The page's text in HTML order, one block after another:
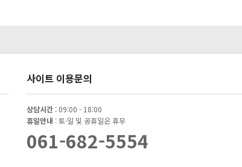
사이트 이용문의
상담시간 : 09:00 - 18:00
휴일안내 : 토·일 및 공휴일은 휴무
061-682-5554